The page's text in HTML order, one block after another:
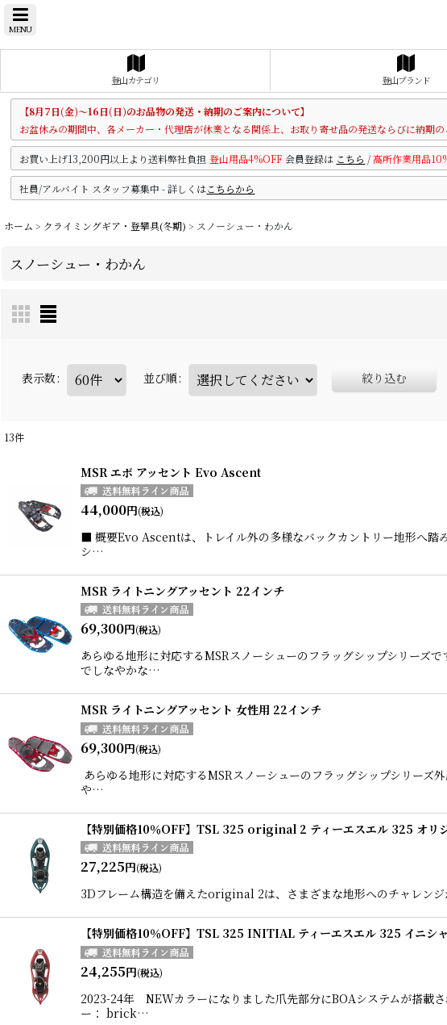
MENU
登山カテゴリ 登山ブランド
【8月7日(金)～16日(日)のお品物の発送・納期のご案内について】
お盆休みの期間中、各メーカー・代理店が休業となる関係上、お取り寄せ品の発送ならびに納期
お買い上げ13,200円以上より送料弊社負担 登山用品4%OFF 会員登録は こちら /高所作業用品
社員/アルバイト スタッフ募集中 - 詳しくはこちらから
ホーム > クライミングギア・登攀具(冬期) > スノーシュー・わかん
スノーシュー・わかん
表示数: 並び順: 絞り込む
13件
MSR エボ アッセント Evo Ascent
44,000円(税込)
■ 概要Evo Ascentは、トレイル外の多様なバックカントリー地形へ踏
シ…
MSR ライトニングアッセント 22インチ
69,300円(税込)
あらゆる地形に対応するMSRスノーシューのフラッグシップシリーズ
でしなやかな…
MSR ライトニングアッセント 女性用 22インチ
69,300円(税込)
あらゆる地形に対応するMSRスノーシューのフラッグシップシリーズ
や…
【特別価格10％OFF】TSL 325 original 2 ティーエスエル 325 オリ
27,225円(税込)
3Dフレーム構造を備えたoriginal 2は、さまざまな地形へのチャレ
【特別価格10％OFF】TSL 325 INITIAL ティーエスエル 325 イニシ
24,255円(税込)
2023-24年 NEWカラーになりました爪先部分にBOAシステムが搭載
ー： brick…